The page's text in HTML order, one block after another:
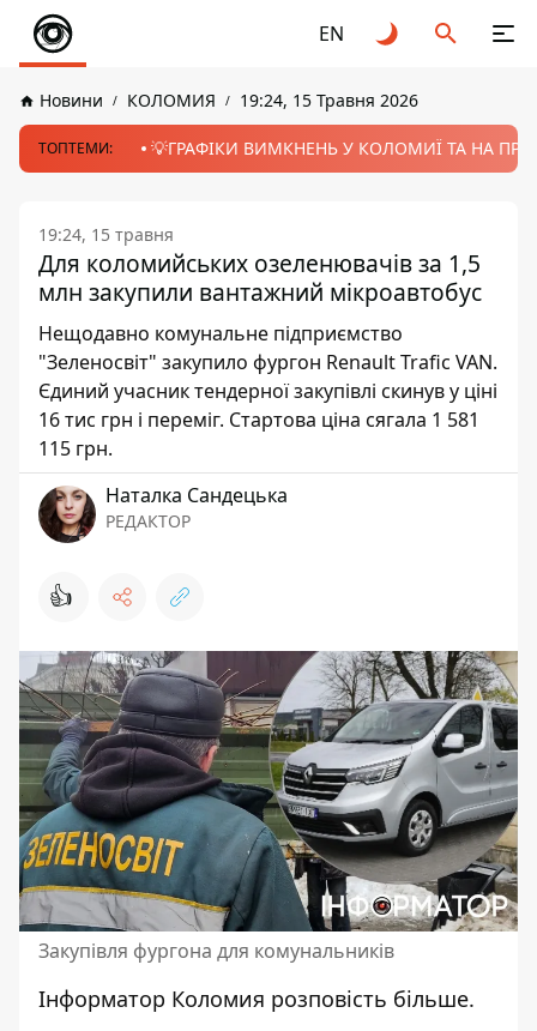
EN
Новини КОЛОМИЯ 19:24, 15 Травня 2026
ТОПТЕМИ: 💡ГРАФІКИ ВИМКНЕНЬ У КОЛОМИЇ ТА НА
19:24, 15 травня
Для коломийських озеленювачів за 1,5
млн закупили вантажний мікроавтобус
Нещодавно комунальне підприємство
"Зеленосвіт" закупило фургон Renault Trafic VAN.
Єдиний учасник тендерної закупівлі скинув у ціні
16 тис грн і переміг. Стартова ціна сягала 1 581
115 грн.
Наталка Сандецька
РЕДАКТОР
👍
Закупівля фургона для комунальників
Інформатор Коломия розповість більше.